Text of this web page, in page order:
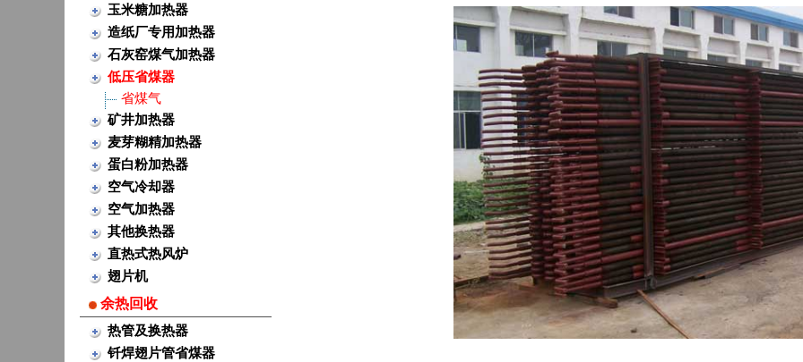
玉米糖加热器
造纸厂专用加热器
石灰窑煤气加热器
低压省煤器
省煤气
矿井加热器
麦芽糊精加热器
蛋白粉加热器
空气冷却器
空气加热器
其他换热器
直热式热风炉
翅片机
余热回收
热管及换热器
钎焊翅片管省煤器